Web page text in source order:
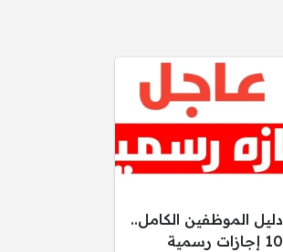
دليل الموظفين الكامل..
10 إجازات رسمية